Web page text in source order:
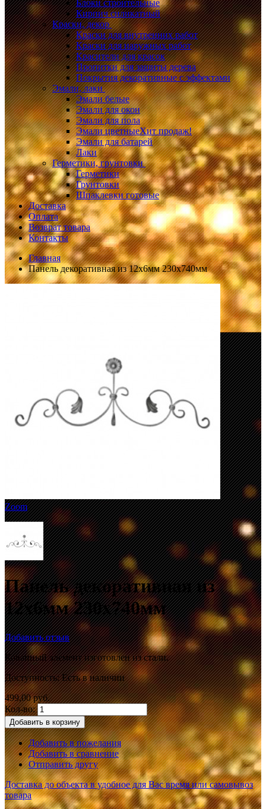
Блоки строительные
Кирпич силикатный
Краски, декор
Краски для внутренних работ
Краски для наружных работ
Красители для красок
Пропитки для защиты дерева
Покрытия декоративные с эффектами
Эмали, лаки
Эмали белые
Эмали для окон
Эмали для пола
Эмали цветныеХит продаж!
Эмали для батарей
Лаки
Герметики, грунтовки
Герметики
Грунтовки
Шпаклевки готовые
Доставка
Оплата
Возврат товара
Контакты
Главная
Панель декоративная из 12х6мм 230х740мм
Zoom
Панель декоративная из
12х6мм 230х740мм
Добавить отзыв
Кованный элемент изготовлен из стали.
Доступность:Есть в наличии
499,00 руб.
Кол-во:
Добавить в корзину
Добавить в пожелания
Добавить в сравнение
Отправить другу
Доставка до объекта в удобное для Вас время или самовывоз
товара